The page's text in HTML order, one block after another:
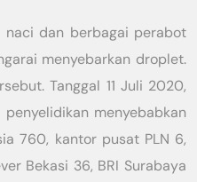
naci dan berbagai perabot
menyebarkan droplet.
Tanggal 11 Juli 2020,
menyebabkan
760, kantor pusat PLN 6,
Bekasi 36, BRI Surabaya